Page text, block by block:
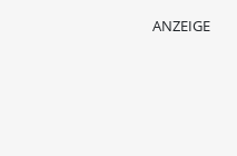
ANZEIGE